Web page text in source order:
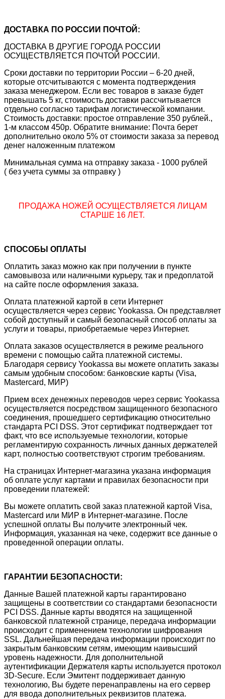
ДОСТАВКА ПО РОССИИ ПОЧТОЙ:
ДОСТАВКА В ДРУГИЕ ГОРОДА РОССИИ
ОСУЩЕСТВЛЯЕТСЯ ПОЧТОЙ РОССИИ.
Сроки доставки по территории России – 6-20 дней,
которые отсчитываются с момента подтверждения
заказа менеджером. Если вес товаров в заказе будет
превышать 5 кг, стоимость доставки рассчитывается
отдельно согласно тарифам логистической компании.
Стоимость доставки: простое отправление 350 рублей.,
1-м классом 450р. Обратите внимание: Почта берет
дополнительно около 5% от стоимости заказа за перевод
денег наложенным платежом
Минимальная сумма на отправку заказа - 1000 рублей
( без учета суммы за отправку )
ПРОДАЖА НОЖЕЙ ОСУЩЕСТВЛЯЕТСЯ ЛИЦАМ
СТАРШЕ 16 ЛЕТ.
СПОСОБЫ ОПЛАТЫ
Оплатить заказ можно как при получении в пункте
самовывоза или наличными курьеру, так и предоплатой
на сайте после оформления заказа.
Оплата платежной картой в сети Интернет
осуществляется через сервис Yookassa. Он представляет
собой доступный и самый безопасный способ оплаты за
услуги и товары, приобретаемые через Интернет.
Оплата заказов осуществляется в режиме реального
времени с помощью сайта платежной системы.
Благодаря сервису Yookassa вы можете оплатить заказы
самым удобным способом: банковские карты (Visa,
Mastercard, МИР)
Прием всех денежных переводов через сервис Yookassa
осуществляется посредством защищенного безопасного
соединения, прошедшего сертификацию относительно
стандарта PCI DSS. Этот сертификат подтверждает тот
факт, что все используемые технологии, которые
регламентирую сохранность личных данных держателей
карт, полностью соответствуют строгим требованиям.
На страницах Интернет-магазина указана информация
об оплате услуг картами и правилах безопасности при
проведении платежей:
Вы можете оплатить свой заказ платежной картой Visa,
Mastercard или МИР в Интернет-магазине. После
успешной оплаты Вы получите электронный чек.
Информация, указанная на чеке, содержит все данные о
проведенной операции оплаты.
ГАРАНТИИ БЕЗОПАСНОСТИ:
Данные Вашей платежной карты гарантировано
защищены в соответствии со стандартами безопасности
PCI DSS. Данные карты вводятся на защищенной
банковской платежной странице, передача информации
происходит с применением технологии шифрования
SSL. Дальнейшая передача информации происходит по
закрытым банковским сетям, имеющим наивысший
уровень надежности. Для дополнительной
аутентификации Держателя карты используется протокол
3D-Secure. Если Эмитент поддерживает данную
технологию, Вы будете перенаправлены на его сервер
для ввода дополнительных реквизитов платежа.